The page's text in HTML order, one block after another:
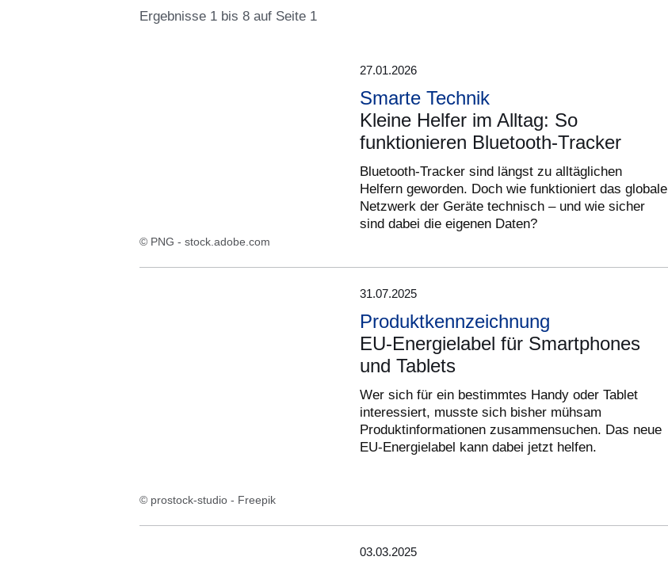
Ergebnisse 1 bis 8 auf Seite 1
1
© PNG - stock.adobe.com
27.01.2026
Smarte Technik
Kleine Helfer im Alltag: So
funktionieren Bluetooth-Tracker
Bluetooth-Tracker sind längst zu alltäglichen
Helfern geworden. Doch wie funktioniert das globale
Netzwerk der Geräte technisch – und wie sicher
sind dabei die eigenen Daten?
© prostock-studio - Freepik
31.07.2025
Produktkennzeichnung
EU-Energielabel für Smartphones
und Tablets
Wer sich für ein bestimmtes Handy oder Tablet
interessiert, musste sich bisher mühsam
Produktinformationen zusammensuchen. Das neue
EU-Energielabel kann dabei jetzt helfen.
03.03.2025